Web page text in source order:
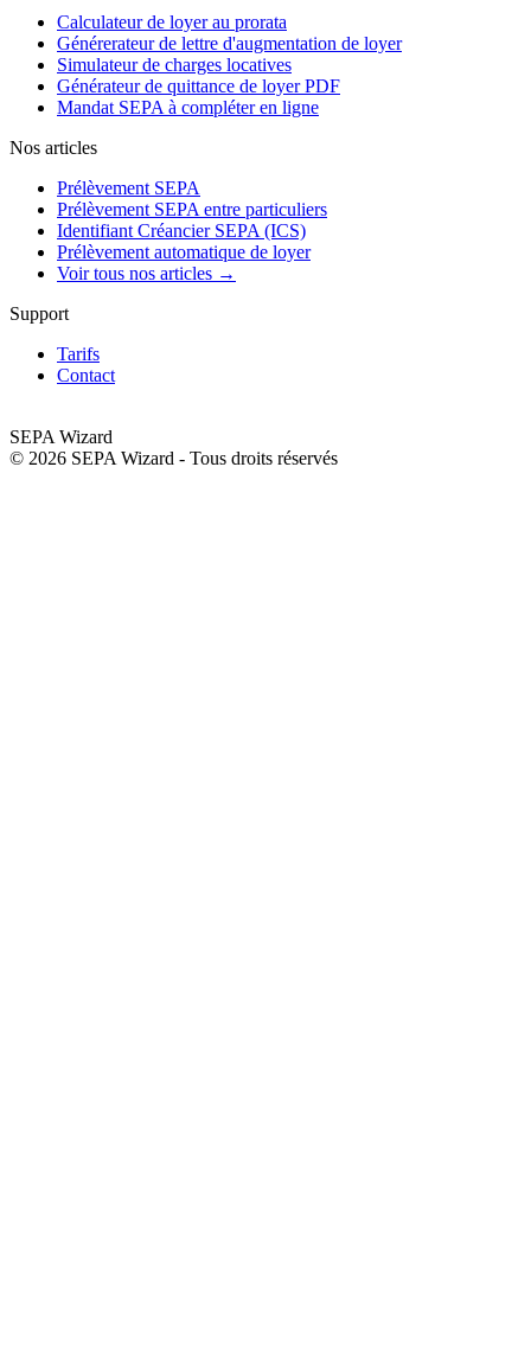
Calculateur de loyer au prorata
Générerateur de lettre d'augmentation de loyer
Simulateur de charges locatives
Générateur de quittance de loyer PDF
Mandat SEPA à compléter en ligne
Nos articles
Prélèvement SEPA
Prélèvement SEPA entre particuliers
Identifiant Créancier SEPA (ICS)
Prélèvement automatique de loyer
Voir tous nos articles →
Support
Tarifs
Contact
SEPA Wizard
© 2026 SEPA Wizard - Tous droits réservés